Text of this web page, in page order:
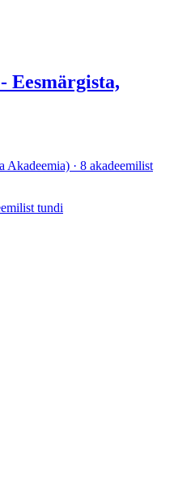
Eesmärgista,
Akadeemia) · 8 akadeemilist
tundi